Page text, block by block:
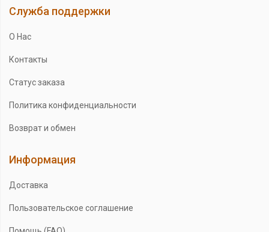
Служба поддержки
О Нас
Контакты
Статус заказа
Политика конфиденциальности
Возврат и обмен
Информация
Доставка
Пользовательское соглашение